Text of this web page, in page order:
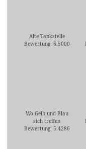
Alte Tankstelle
Bewertung: 6.5000
Wo Gelb und Blau
sich treffen
Bewertung: 5.4286